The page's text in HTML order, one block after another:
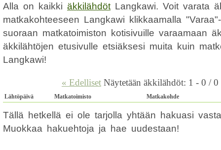
Alla on kaikki äkkilähdöt Langkawi. Voit varata
matkakohteeseen Langkawi klikkaamalla
suoraan matkatoimiston kotisivuille varaamaan
äkkilähtöjen etusivulle etsiäksesi muita kuin
Langkawi!
« Edelliset Näytetään äkkilähdöt: 1 - 0 / 0
Lähtöpäivä Matkatoimisto Matkakohde
Tällä hetkellä ei ole tarjolla yhtään hakuasi
Muokkaa hakuehtoja ja hae uudestaan!